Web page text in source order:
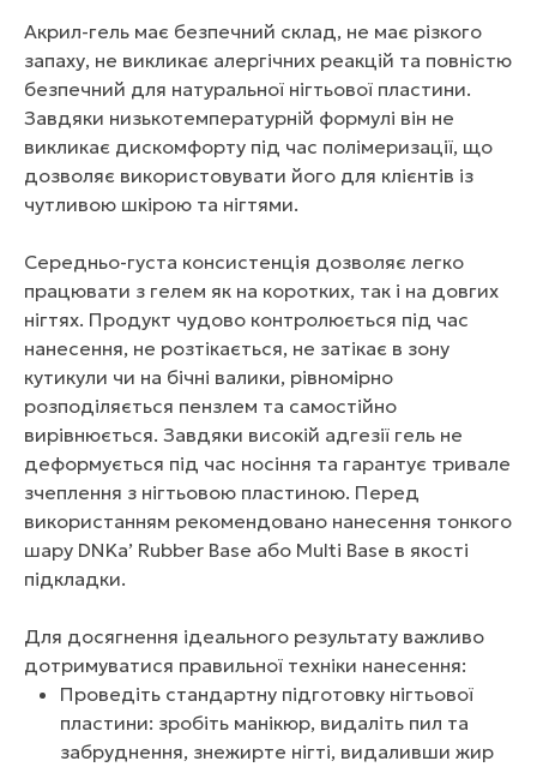
Акрил-гель має безпечний склад, не має різкого
запаху, не викликає алергічних реакцій та повністю
безпечний для натуральної нігтьової пластини.
Завдяки низькотемпературній формулі він не
викликає дискомфорту під час полімеризації, що
дозволяє використовувати його для клієнтів із
чутливою шкірою та нігтями.
Середньо-густа консистенція дозволяє легко
працювати з гелем як на коротких, так і на довгих
нігтях. Продукт чудово контролюється під час
нанесення, не розтікається, не затікає в зону
кутикули чи на бічні валики, рівномірно
розподіляється пензлем та самостійно
вирівнюється. Завдяки високій адгезії гель не
деформується під час носіння та гарантує тривале
зчеплення з нігтьовою пластиною. Перед
використанням рекомендовано нанесення тонкого
шару DNKa’ Rubber Base або Multi Base в якості
підкладки.
Для досягнення ідеального результату важливо
дотримуватися правильної техніки нанесення:
Проведіть стандартну підготовку нігтьової
пластини: зробіть манікюр, видаліть пил та
забруднення, знежирте нігті, видаливши жир